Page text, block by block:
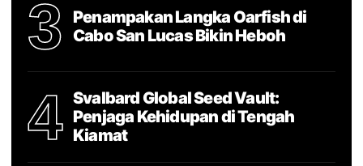
3
Penampakan Langka Oarfish di
Cabo San Lucas Bikin Heboh
4
Svalbard Global Seed Vault:
Penjaga Kehidupan di Tengah
Kiamat